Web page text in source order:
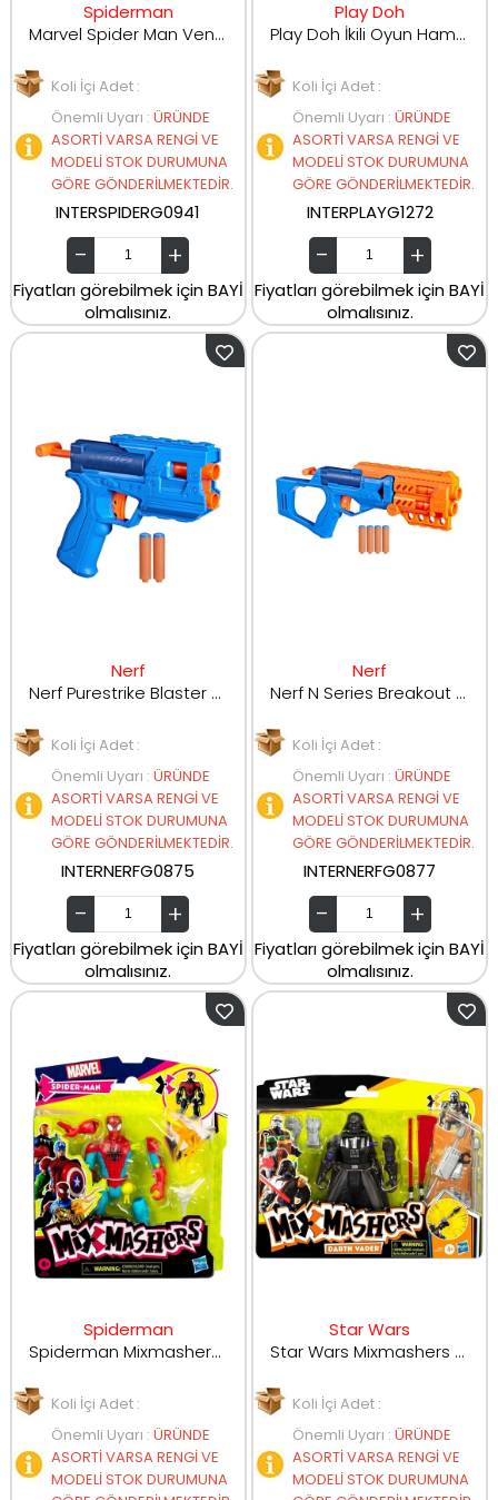
Spiderman
Marvel Spider Man Venom Titan Hero Serisi Spider Man Aksiyon Figürü G0941
Koli İçi Adet :
Önemli Uyarı : ÜRÜNDE
ASORTİ VARSA RENGİ VE
MODELİ STOK DURUMUNA
GÖRE GÖNDERİLMEKTEDİR.
INTERSPIDERG0941
Fiyatları görebilmek için BAYİ
olmalısınız.
Play Doh
Play Doh İkili Oyun Hamuru G1272
Koli İçi Adet :
Önemli Uyarı : ÜRÜNDE
ASORTİ VARSA RENGİ VE
MODELİ STOK DURUMUNA
GÖRE GÖNDERİLMEKTEDİR.
INTERPLAYG1272
Fiyatları görebilmek için BAYİ
olmalısınız.
Nerf
Nerf Purestrike Blaster G0875
Koli İçi Adet :
Önemli Uyarı : ÜRÜNDE
ASORTİ VARSA RENGİ VE
MODELİ STOK DURUMUNA
GÖRE GÖNDERİLMEKTEDİR.
INTERNERFG0875
Fiyatları görebilmek için BAYİ
olmalısınız.
Nerf
Nerf N Series Breakout Blaster G0877
Koli İçi Adet :
Önemli Uyarı : ÜRÜNDE
ASORTİ VARSA RENGİ VE
MODELİ STOK DURUMUNA
GÖRE GÖNDERİLMEKTEDİR.
INTERNERFG0877
Fiyatları görebilmek için BAYİ
olmalısınız.
Spiderman
Spiderman Mixmashers Aksiyon Figürü F9213
Koli İçi Adet :
Önemli Uyarı : ÜRÜNDE
ASORTİ VARSA RENGİ VE
MODELİ STOK DURUMUNA
Star Wars
Star Wars Mixmashers Deluxe Figür Darth Vader F9481-G0299
Koli İçi Adet :
Önemli Uyarı : ÜRÜNDE
ASORTİ VARSA RENGİ VE
MODELİ STOK DURUMUNA